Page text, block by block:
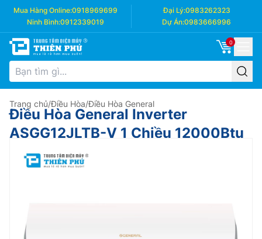
Mua Hàng Online:0918969699 Đại Lý:0983262323
Ninh Bình:0912339019 Dự Án:0983666996
0
Trang chủ/Điều Hòa/Điều Hòa General
Điều Hòa General Inverter
ASGG12JLTB-V 1 Chiều 12000Btu